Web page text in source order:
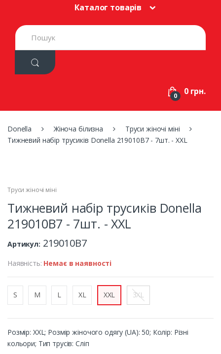
Каталог товарів
S
e
h
:
0 0 грн.
Donella Жіноча білизна
Труси жіночі міні
Тижневий набір трусиків Donella 219010B7 - 7шт. - XXL
Труси жіночі міні
Тижневий набір трусиків Donella
219010B7 - 7шт. - XXL
Артикул: 219010B7
Наявність: Немає в наявності
S M L XL XXL 3XL
Розмір: XXL; Розмір жіночого одягу (UA): 50; Колір: Різні
кольори; Тип трусів: Сліп